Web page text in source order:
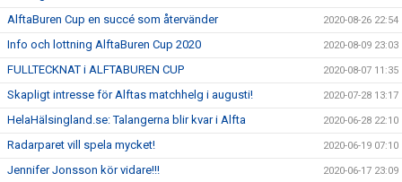
AlftaBuren Cup en succé som återvänder 2020-08-26 22:54
Info och lottning AlftaBuren Cup 2020 2020-08-09 23:03
FULLTECKNAT i ALFTABUREN CUP 2020-08-07 11:35
Skapligt intresse för Alftas matchhelg i augusti! 2020-07-28 13:17
HelaHälsingland.se: Talangerna blir kvar i Alfta 2020-06-28 22:10
Radarparet vill spela mycket! 2020-06-19 07:10
Jennifer Jonsson kör vidare!!! 2020-06-17 23:09